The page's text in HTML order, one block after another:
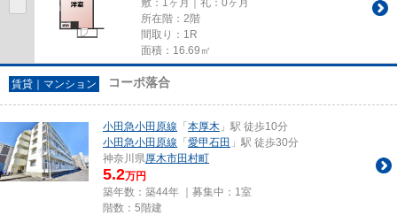
敷：1ヶ月｜礼：0ヶ月
所在階：2階
間取り：1R
面積：16.69㎡
賃貸｜マンション コーポ落合
小田急小田原線 「本厚木 」駅 徒歩10分
小田急小田原線 「愛甲石田 」駅 徒歩30分
神奈川県厚木市田村町
5.2万円
築年数：築44年 ｜募集中： 1室
階数：5階建